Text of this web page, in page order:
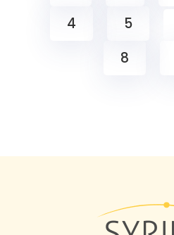
4
5
8